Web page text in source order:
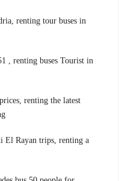
renting tour buses in
, renting buses Tourist in
renting the latest
El Rayan trips, renting a